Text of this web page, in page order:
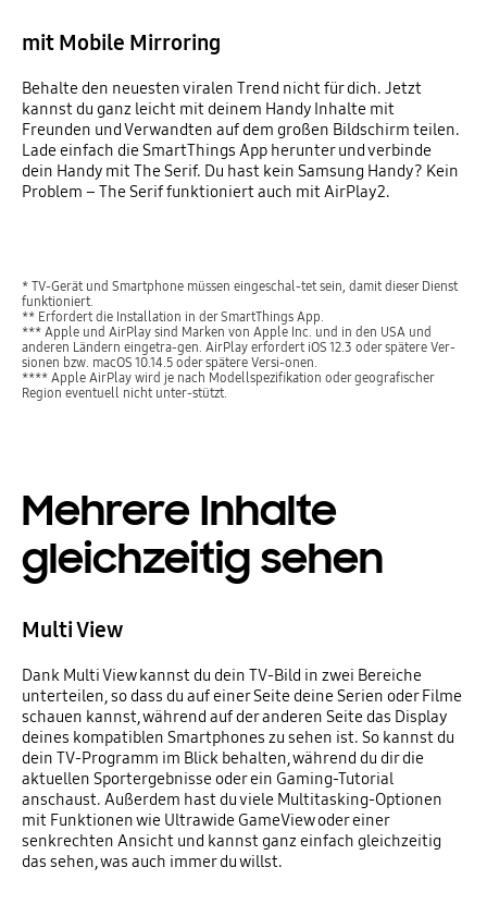
mit Mobile Mirroring
Behalte den neuesten viralen Trend nicht für dich. Jetzt
kannst du ganz leicht mit deinem Handy Inhalte mit
Freunden und Verwandten auf dem großen Bildschirm teilen.
Lade einfach die SmartThings App herunter und verbinde
dein Handy mit The Serif. Du hast kein Samsung Handy? Kein
Problem – The Serif funktioniert auch mit AirPlay2.
* TV-Gerät und Smartphone müssen eingeschal-tet sein, damit dieser Dienst
funktioniert.
** Erfordert die Installation in der SmartThings App.
*** Apple und AirPlay sind Marken von Apple Inc. und in den USA und
anderen Ländern eingetra-gen. AirPlay erfordert iOS 12.3 oder spätere Ver-
sionen bzw. macOS 10.14.5 oder spätere Versi-onen.
**** Apple AirPlay wird je nach Modellspezifikation oder geografischer
Region eventuell nicht unter-stützt.
Mehrere Inhalte
gleichzeitig sehen
Multi View
Dank Multi View kannst du dein TV-Bild in zwei Bereiche
unterteilen, so dass du auf einer Seite deine Serien oder Filme
schauen kannst, während auf der anderen Seite das Display
deines kompatiblen Smartphones zu sehen ist. So kannst du
dein TV-Programm im Blick behalten, während du dir die
aktuellen Sportergebnisse oder ein Gaming-Tutorial
anschaust. Außerdem hast du viele Multitasking-Optionen
mit Funktionen wie Ultrawide GameView oder einer
senkrechten Ansicht und kannst ganz einfach gleichzeitig
das sehen, was auch immer du willst.